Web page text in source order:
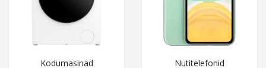
Kodumasinad Nutitelefonid